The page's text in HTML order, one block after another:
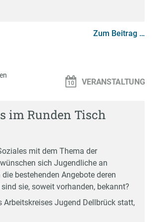
Zum Beitrag …
VERANSTALTUNG
im Runden Tisch
mit dem Thema der
sich Jugendliche an
bestehenden Angebote deren
sie, soweit vorhanden, bekannt?
Jugend Dellbrück statt,